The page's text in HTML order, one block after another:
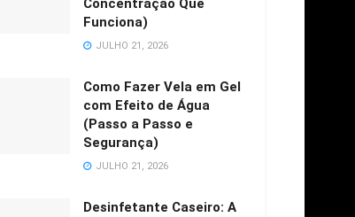
Concentração Que
Funciona)
JULHO 21, 2026
Como Fazer Vela em Gel
com Efeito de Água
(Passo a Passo e
Segurança)
JULHO 21, 2026
Desinfetante Caseiro: A